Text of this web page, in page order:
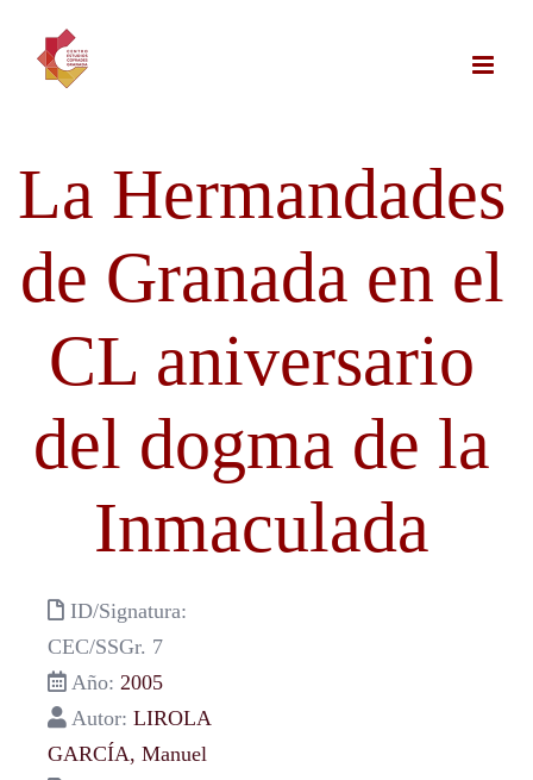
contenido
La Hermandades
de Granada en el
CL aniversario
del dogma de la
Inmaculada
ID/Signatura:
CEC/SSGr. 7
Año: 2005
Autor: LIROLA
GARCÍA, Manuel